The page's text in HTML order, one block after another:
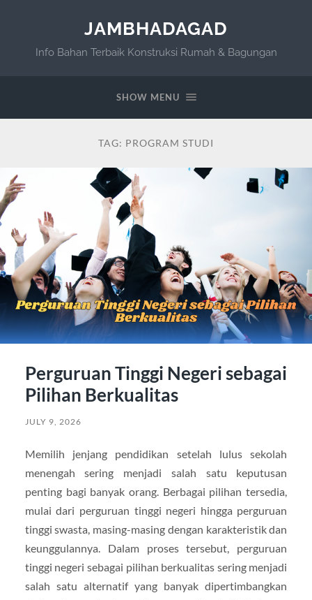
JAMBHADAGAD
Info Bahan Terbaik Konstruksi Rumah & Bagungan
SHOW MENU
TAG: PROGRAM STUDI
Perguruan Tinggi Negeri sebagai
Pilihan Berkualitas
JULY 9, 2026
Memilih jenjang pendidikan setelah lulus sekolah
menengah sering menjadi salah satu keputusan
penting bagi banyak orang. Berbagai pilihan tersedia,
mulai dari perguruan tinggi negeri hingga perguruan
tinggi swasta, masing-masing dengan karakteristik dan
keunggulannya. Dalam proses tersebut, perguruan
tinggi negeri sebagai pilihan berkualitas sering menjadi
salah satu alternatif yang banyak dipertimbangkan